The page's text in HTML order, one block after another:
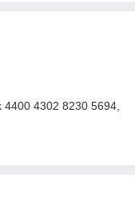
4302 8230 5694,